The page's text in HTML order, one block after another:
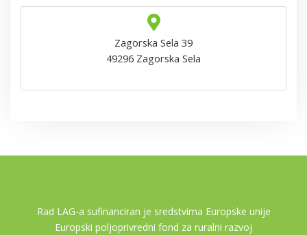
Zagorska Sela 39
49296 Zagorska Sela
Rad LAG-a sufinanciran je sredstvima Europske unije
Europski poljoprivredni fond za ruralni razvoj